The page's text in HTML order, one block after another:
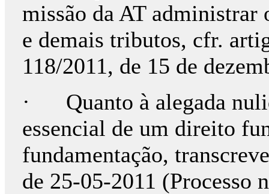
missão da AT administrar
e demais tributos, cfr.
118/2011, de 15 de
· Quanto à alegada
essencial de um direito
fundamentação,
de 25-05-2011 (Processo